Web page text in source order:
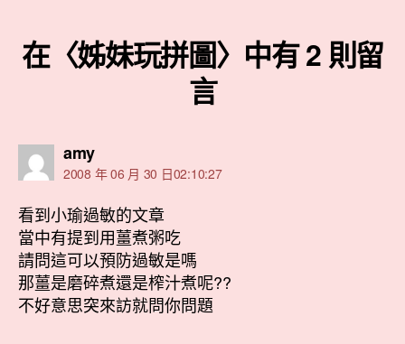
在〈姊妹玩拼圖〉中有 2 則留
言
amy表
示:
2008 年 06 月 30 日02:10:27
看到小瑜過敏的文章
當中有提到用薑煮粥吃
請問這可以預防過敏是嗎
那薑是磨碎煮還是榨汁煮呢??
不好意思突來訪就問你問題